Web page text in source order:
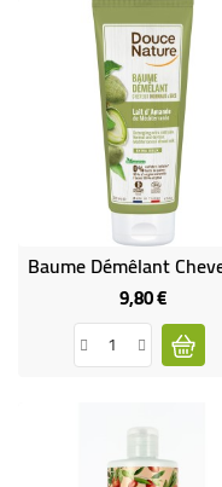
9,80 €Prix